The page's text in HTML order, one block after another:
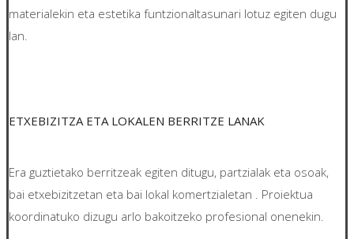
materialekin eta estetika funtzionaltasunari lotuz egiten dugu
lan.
ETXEBIZITZA ETA LOKALEN BERRITZE LANAK
Era guztietako berritzeak egiten ditugu, partzialak eta osoak,
bai etxebizitzetan eta bai lokal komertzialetan . Proiektua
koordinatuko dizugu arlo bakoitzeko profesional onenekin.